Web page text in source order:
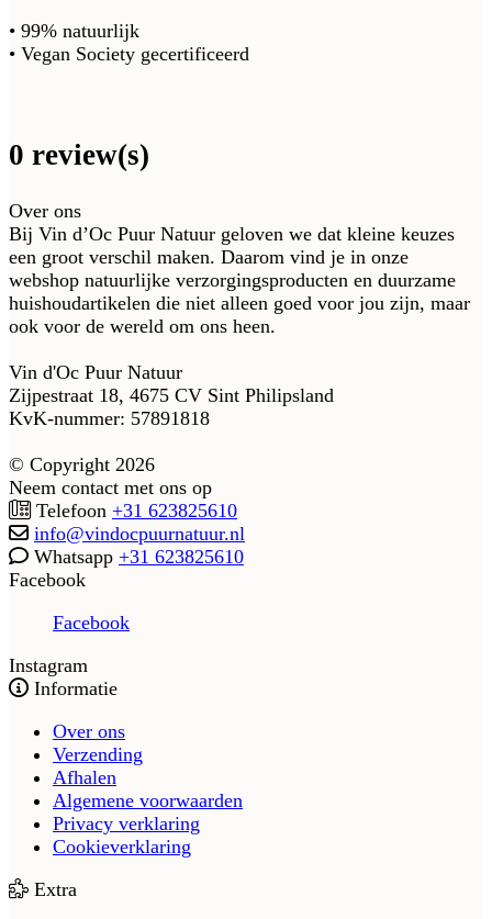
• 99% natuurlijk
• Vegan Society gecertificeerd
0 review(s)
Over ons
Bij Vin d’Oc Puur Natuur geloven we dat kleine keuzes
een groot verschil maken. Daarom vind je in onze
webshop natuurlijke verzorgingsproducten en duurzame
huishoudartikelen die niet alleen goed voor jou zijn, maar
ook voor de wereld om ons heen.
Vin d'Oc Puur Natuur
Zijpestraat 18, 4675 CV Sint Philipsland
KvK-nummer: 57891818
© Copyright 2026
Neem contact met ons op
Telefoon +31 623825610
info@vindocpuurnatuur.nl
Whatsapp +31 623825610
Facebook
Facebook
Instagram
Informatie
Over ons
Verzending
Afhalen
Algemene voorwaarden
Privacy verklaring
Cookieverklaring
Extra